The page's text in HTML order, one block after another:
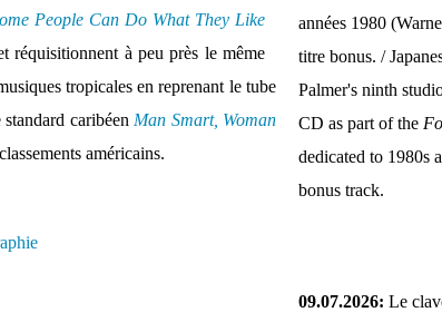
People Can Do What They Like
réquisitionnent à peu près le même
tropicales en reprenant le tube
caribéen Man Smart, Woman
américains.
années 1980
titre bonus. /
Palmer's ninth
CD as part of the
dedicated to 1980s
bonus track.
09.07.2026: Le